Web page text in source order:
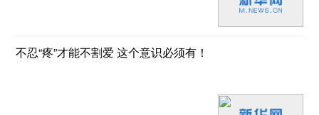
不忍“疼”才能不割爱 这个意识必须有！